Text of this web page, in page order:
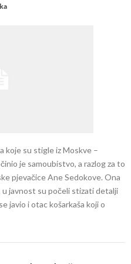
koje su stigle iz Moskve –
je samoubistvo, a razlog za to
pjevačice Ane Sedokove. Ona
u javnost su počeli stizati detalji
javio i otac košarkaša koji o